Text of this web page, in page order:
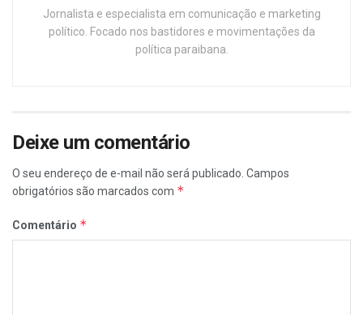
Jornalista e especialista em comunicação e marketing
político. Focado nos bastidores e movimentações da
política paraibana.
Deixe um comentário
O seu endereço de e-mail não será publicado. Campos
obrigatórios são marcados com *
Comentário *